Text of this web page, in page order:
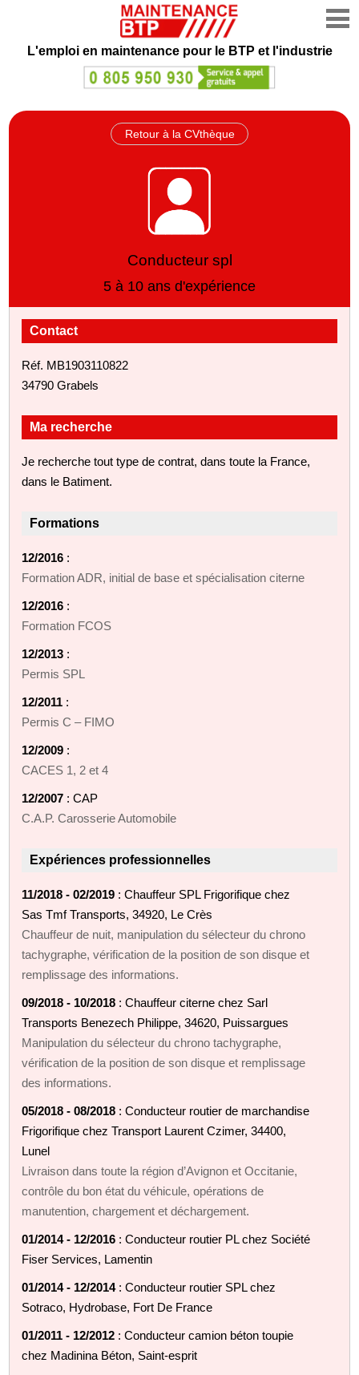
L'emploi en maintenance pour le BTP et l'industrie
Retour à la CVthèque
Conducteur spl
5 à 10 ans d'expérience
Contact
Réf. MB1903110822
34790 Grabels
Ma recherche
Je recherche tout type de contrat, dans toute la France,
dans le Batiment.
Formations
12/2016 :
Formation ADR, initial de base et spécialisation citerne
12/2016 :
Formation FCOS
12/2013 :
Permis SPL
12/2011 :
Permis C – FIMO
12/2009 :
CACES 1, 2 et 4
12/2007 : CAP
C.A.P. Carosserie Automobile
Expériences professionnelles
11/2018 - 02/2019 : Chauffeur SPL Frigorifique chez
Sas Tmf Transports, 34920, Le Crès
Chauffeur de nuit, manipulation du sélecteur du chrono
tachygraphe, vérification de la position de son disque et
remplissage des informations.
09/2018 - 10/2018 : Chauffeur citerne chez Sarl
Transports Benezech Philippe, 34620, Puissargues
Manipulation du sélecteur du chrono tachygraphe,
vérification de la position de son disque et remplissage
des informations.
05/2018 - 08/2018 : Conducteur routier de marchandise
Frigorifique chez Transport Laurent Czimer, 34400,
Lunel
Livraison dans toute la région d’Avignon et Occitanie,
contrôle du bon état du véhicule, opérations de
manutention, chargement et déchargement.
01/2014 - 12/2016 : Conducteur routier PL chez Société
Fiser Services, Lamentin
01/2014 - 12/2014: Conducteur routier SPL chez
Sotraco, Hydrobase, Fort De France
01/2011 - 12/2012 : Conducteur camion béton toupie
chez Madinina Béton, Saint-esprit